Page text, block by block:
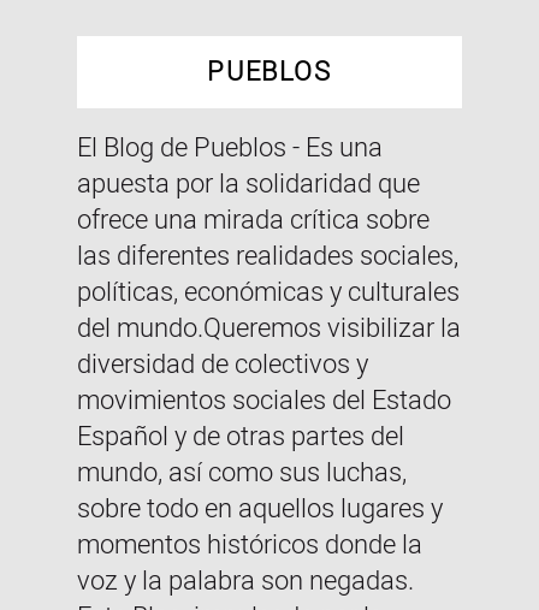
PUEBLOS
El Blog de Pueblos - Es una
apuesta por la solidaridad que
ofrece una mirada crítica sobre
las diferentes realidades sociales,
políticas, económicas y culturales
del mundo.Queremos visibilizar la
diversidad de colectivos y
movimientos sociales del Estado
Español y de otras partes del
mundo, así como sus luchas,
sobre todo en aquellos lugares y
momentos históricos donde la
voz y la palabra son negadas.